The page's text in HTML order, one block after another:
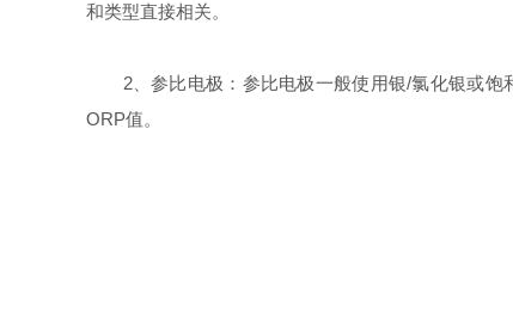
和类型直接相关。
2、参比电极：参比电极一般使用银/氯化银或饱
ORP值。